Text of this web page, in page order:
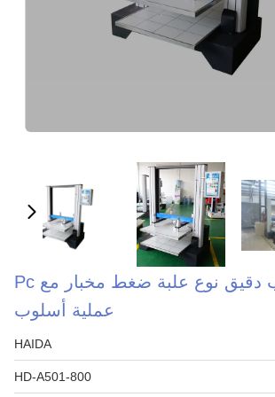
2T حاسوب دقيق نوع علبة ضغط مخبار مع Pc
عملية أسلوب
HAIDA
HD-A501-800